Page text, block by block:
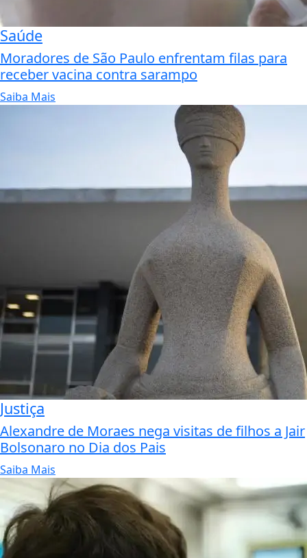
Saúde
Moradores de São Paulo enfrentam filas para
receber vacina contra sarampo
Saiba Mais
Justiça
Alexandre de Moraes nega visitas de filhos a Jair
Bolsonaro no Dia dos Pais
Saiba Mais